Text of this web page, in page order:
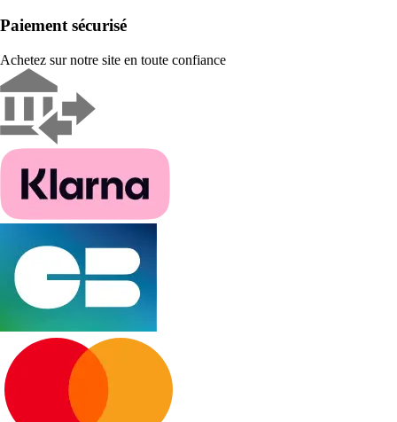
Paiement sécurisé
Achetez sur notre site en toute confiance